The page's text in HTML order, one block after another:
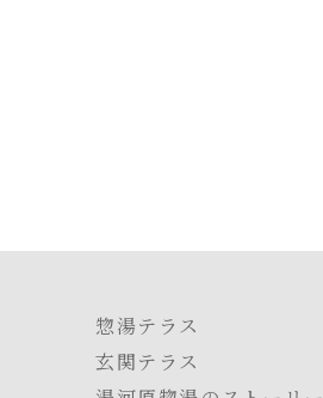
惣湯テラス
玄関テラス